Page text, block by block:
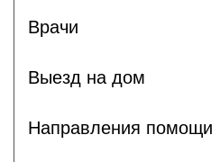
Врачи
Выезд на дом
Направления помощи